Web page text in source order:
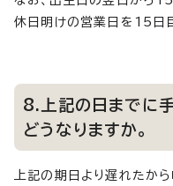
休日明けの営業日を15日目
8.上記の日までに
どうなりますか。
上記の期日より遅れたか